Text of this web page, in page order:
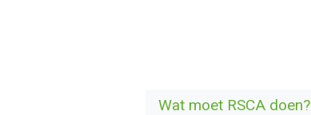
Wat moet RSCA doen?